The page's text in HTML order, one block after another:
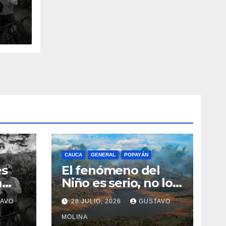
el
el
CAUCA GENERAL POPAYÁN
El fenómeno del
Niño es serio, no lo
tome a juego
28 JULIO, 2026 GUSTAVO
MOLINA